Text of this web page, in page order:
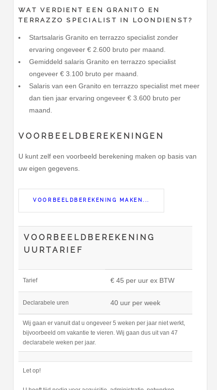
WAT VERDIENT EEN GRANITO EN
TERRAZZO SPECIALIST IN LOONDIENST?
Startsalaris Granito en terrazzo specialist zonder
ervaring ongeveer € 2.600 bruto per maand.
Gemiddeld salaris Granito en terrazzo specialist
ongeveer € 3.100 bruto per maand.
Salaris van een Granito en terrazzo specialist met meer
dan tien jaar ervaring ongeveer € 3.600 bruto per
maand.
VOORBEELDBEREKENINGEN
U kunt zelf een voorbeeld berekening maken op basis van
uw eigen gegevens.
VOORBEELDBEREKENING MAKEN...
VOORBEELDBEREKENING
UURTARIEF
Tarief € 45 per uur ex BTW
Declarabele uren 40 uur per week
Wij gaan er vanuit dat u ongeveer 5 weken per jaar niet werkt,
bijvoorbeeld om vakantie te vieren. Wij gaan dus uit van 47
declarabele weken per jaar.
Let op!